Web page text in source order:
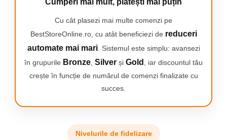
Capatul rotund
micro-vibratiile delicate pentru o senzatie de
gura proaspata si curata si gingii cu 100% mai
sanatoase intr-o saptamana, prin comparatie
cu o periuta de dinti manuala obisnuita.
Cumperi mai mult, plătești mai puțin
Cu cât plasezi mai multe comenzi pe
BestStoreOnline.ro, cu atât beneficiezi de reduceri
automate mai mari. Sistemul este simplu: avansezi
în grupurile Bronze Silver și Gold
, iar discountul tău
crește în funcție de numărul de comenzi finalizate cu
succes.
Nivelurile de fidelizare